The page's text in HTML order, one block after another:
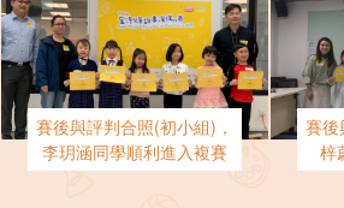
賽後與評判合照(初小組)，
李玥涵同學順利進入複賽
賽後
梓